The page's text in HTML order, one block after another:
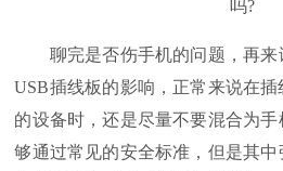
聊完是否伤手机的问题，再来
USB插线板的影响，正常来说在
的设备时，还是尽量不要混合为
够通过常见的安全标准，但是其